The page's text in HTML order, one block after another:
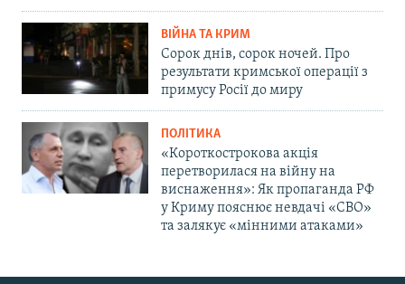
ВІЙНА ТА КРИМ
Сорок днів, сорок ночей. Про
результати кримської операції з
примусу Росії до миру
ПОЛІТИКА
«Короткострокова акція
перетворилася на війну на
виснаження»: Як пропаганда РФ
у Криму пояснює невдачі «СВО»
та залякує «мінними атаками»